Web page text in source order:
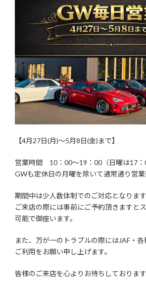
日
時
:
【4月27日(月)～5月8日(金)まで】
営業時間 10：00～19：00（日曜は17：
GWも定休日の月曜を除いて通常通り営業
期間中は少人数体制でのご対応となります
ご来店の際には事前にご予約頂きますと
可能で御座います。
また、万が一のトラブルの際にはJAF・
ご利用をお願い申し上げます。
皆様のご来店を心よりお待ちしておりま